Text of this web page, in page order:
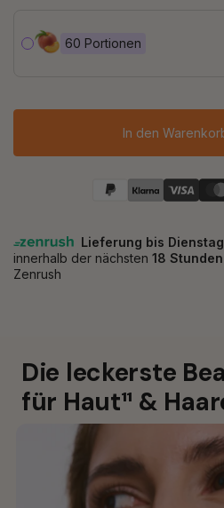
60 Portionen
In den
Die leckerste
für Haut¹¹ &